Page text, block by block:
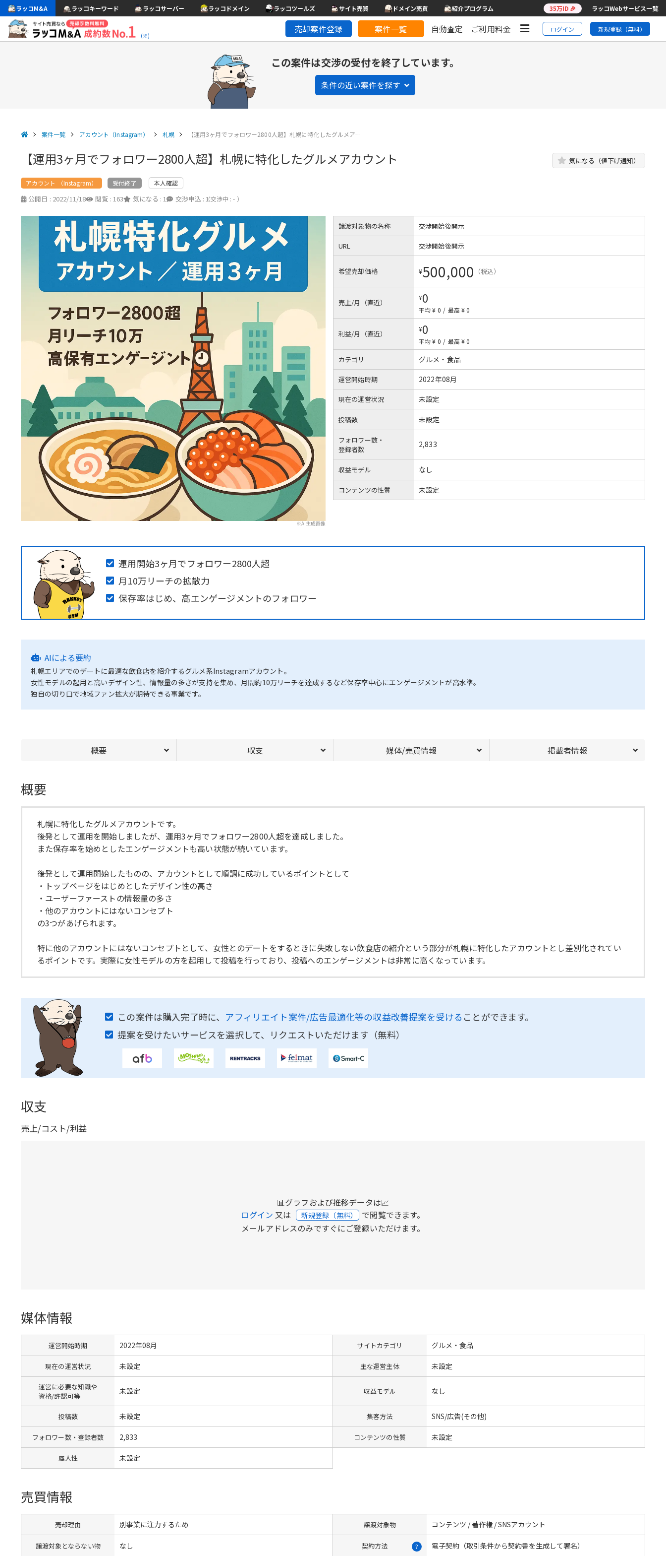
ラッコM&A ラッコキーワード ラッコサーバー ラッコドメイン ラッコツールズ サイト売買 ドメイン売買 紹介プログラム 35万ID 🎉 ラッコWebサービス一覧
(※)
売却案件登録 案件一覧 自動査定 ご利用料金 ログイン 新規登録（無料）
この案件は交渉の受付を終了しています。
条件の近い案件を探す
案件一覧 アカウント（Instagram） 札幌 【運用3ヶ月でフォロワー2800人超】札幌に特化したグルメア…
【運用3ヶ月でフォロワー2800人超】札幌に特化したグルメアカウント 気になる（値下げ通知）
アカウント （Instagram） 受付終了 本人確認
公開日 : 2022/11/18 閲覧 : 163 気になる : 1 交渉申込 : 1
（交渉中 : - ）
※AI生成画像
譲渡対象物の名称 交渉開始後開示
URL 交渉開始後開示
希望売却価格 ¥500,000 （税込）
売上/月（直近）
¥0
平均 ¥ 0 / 最高 ¥ 0
利益/月（直近）
¥0
平均 ¥ 0 / 最高 ¥ 0
カテゴリ グルメ・食品
運営開始時期 2022年08月
現在の運営状況 未設定
投稿数 未設定
フォロワー数・
登録者数
2,833
収益モデル なし
コンテンツの性質 未設定
運用開始3ヶ月でフォロワー2800人超
月10万リーチの拡散力
保存率はじめ、高エンゲージメントのフォロワー
AIによる要約
札幌エリアでのデートに最適な飲食店を紹介するグルメ系Instagramアカウント。
女性モデルの起用と高いデザイン性、情報量の多さが支持を集め、月間約10万リーチを達成するなど保存率中心にエンゲージメントが高水準。
独自の切り口で地域ファン拡大が期待できる事業です。
概要 収支 媒体/売買情報 掲載者情報
概要
札幌に特化したグルメアカウントです。
後発として運用を開始しましたが、運用3ヶ月でフォロワー2800人超を達成しました。
また保存率を始めとしたエンゲージメントも高い状態が続いています。
後発として運用開始したものの、アカウントとして順調に成功しているポイントとして
・トップページをはじめとしたデザイン性の高さ
・ユーザーファーストの情報量の多さ
・他のアカウントにはないコンセプト
の3つがあげられます。
特に他のアカウントにはないコンセプトとして、女性とのデートをするときに失敗しない飲食店の紹介という部分が札幌に特化したアカウントとし差別化されてい
るポイントです。実際に女性モデルの方を起用して投稿を行っており、投稿へのエンゲージメントは非常に高くなっています。
この案件は購入完了時に、 アフィリエイト案件/広告最適化等の収益改善提案を受ける ことができます。
提案を受けたいサービスを選択して、リクエストいただけます（無料）
収支
売上/コスト/利益
📊グラフおよび推移データは📈
ログイン 又は 新規登録（無料） で閲覧できます。
メールアドレスのみですぐにご登録いただけます。
媒体情報
運営開始時期 2022年08月 サイトカテゴリ グルメ・食品
現在の運営状況 未設定 主な運営主体 未設定
運営に必要な知識や
資格/許認可等
未設定 収益モデル なし
投稿数 未設定 集客方法 SNS/広告(その他)
フォロワー数・登録者数 2,833 コンテンツの性質 未設定
属人性 未設定
売買情報
売却理由 別事業に注力するため 譲渡対象物 コンテンツ / 著作権 / SNSアカウント
譲渡対象とならない物 なし 契約方法 ? 電子契約（取引条件から契約書を生成して署名）